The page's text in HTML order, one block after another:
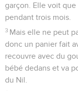
garçon. Elle voit
pendant trois mois.
3 Mais elle ne peut
donc un panier fait
recouvre avec du
bébé dedans et va
du Nil.